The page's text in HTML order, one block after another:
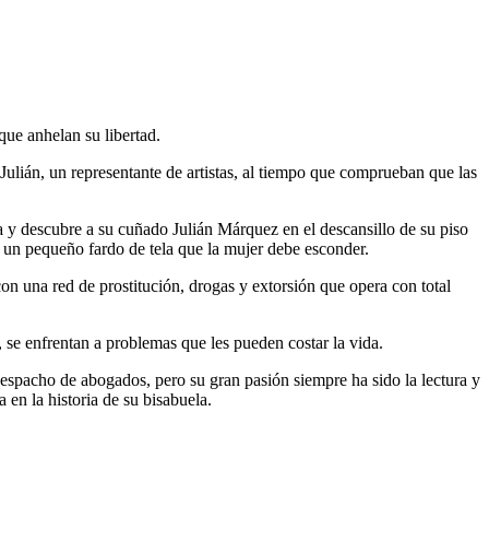
anhelan su libertad.
un representante de artistas, al tiempo que comprueban que las
descubre a su cuñado Julián Márquez en el descansillo de su piso
pequeño fardo de tela que la mujer debe esconder.
una red de prostitución, drogas y extorsión que opera con total
enfrentan a problemas que les pueden costar la vida.
de abogados, pero su gran pasión siempre ha sido la lectura y
en la historia de su bisabuela.